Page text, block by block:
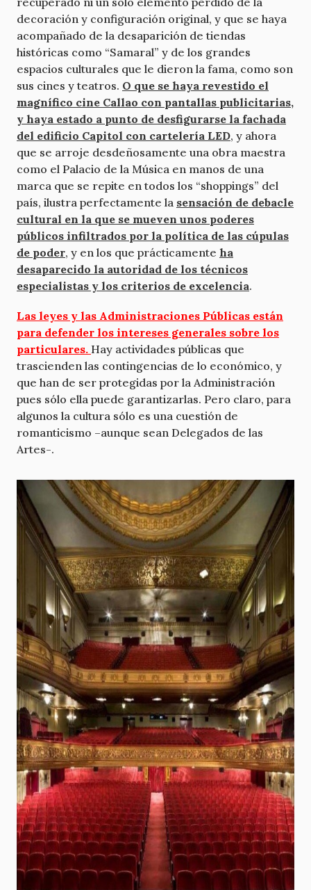
decoración y configuración original, y que se haya
acompañado de la desaparición de tiendas
históricas como “Samaral” y de los grandes
espacios culturales que le dieron la fama, como son
sus cines y teatros. O que se haya revestido el
magnífico cine Callao con pantallas publicitarias,
y haya estado a punto de desfigurarse la fachada
del edificio Capitol con cartelería LED, y ahora
que se arroje desdeñosamente una obra maestra
como el Palacio de la Música en manos de una
marca que se repite en todos los “shoppings” del
país, ilustra perfectamente la sensación de debacle
cultural en la que se mueven unos poderes
públicos infiltrados por la política de las cúpulas
de poder, y en los que prácticamente ha
desaparecido la autoridad de los técnicos
especialistas y los criterios de excelencia.
Las leyes y las Administraciones Públicas están
para defender los intereses generales sobre los
particulares. Hay actividades públicas que
trascienden las contingencias de lo económico, y
que han de ser protegidas por la Administración
pues sólo ella puede garantizarlas. Pero claro, para
algunos la cultura sólo es una cuestión de
romanticismo –aunque sean Delegados de las
Artes-.